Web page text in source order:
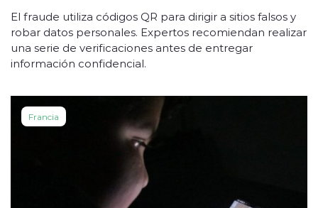
El fraude utiliza códigos QR para dirigir a sitios falsos y
robar datos personales. Expertos recomiendan realizar
una serie de verificaciones antes de entregar
información confidencial.
Francia